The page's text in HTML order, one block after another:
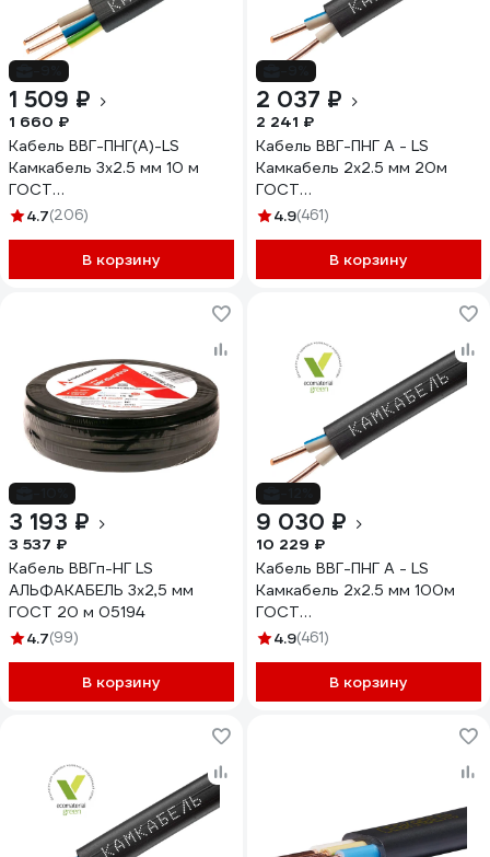
1 509 ₽
1 660 ₽
Кабель ВВГ-ПНГ(А)-LS
Камкабель 3x2.5 мм 10 м
ГОСТ
1157К30HG00070А0010М
4.7(206)
В корзину
2 037 ₽
2 241 ₽
Кабель ВВГ-ПНГ А - LS
Камкабель 2x2.5 мм 20м
ГОСТ
1157К20HD00070А0020М
4.9(461)
В корзину
3 193 ₽
3 537 ₽
Кабель ВВГп-НГ LS
АЛЬФАКАБЕЛЬ 3х2,5 мм
ГОСТ 20 м 05194
4.7(99)
В корзину
9 030 ₽
10 229 ₽
Кабель ВВГ-ПНГ А - LS
Камкабель 2x2.5 мм 100м
ГОСТ
1157К20HD00070А0100М
4.9(461)
В корзину